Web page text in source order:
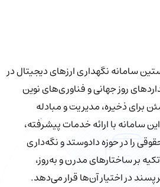
سامانه نگهداری ارزهای دیجیتال در
روز جهانی و فناوری‌های نوین
برای ذخیره، مدیریت و مبادله
سامانه با ارائه خدمات پیشرفته،
را در حوزه دادوستد و نگه‌داری
بر ساختارهای مدرن و به‌روز،
در اختیار آن‌ها قرار می‌دهد.